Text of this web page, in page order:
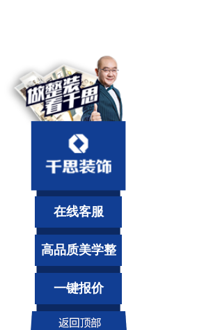
在线客服
高品质美学整
装
一键报价